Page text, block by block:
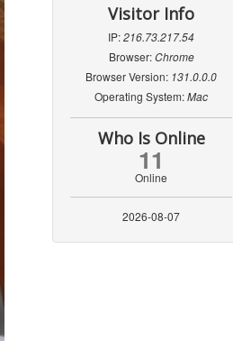
Visitor Info
IP:216.73.217.54
Browser:Chrome
Browser Version: 131.0.0.0
Operating System:Mac
Who Is Online
11
Online
2026-08-07